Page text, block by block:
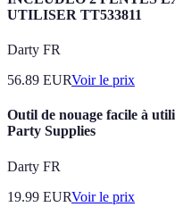
UTILISER TT533811
Darty FR
56.89 EURVoir le prix
Outil de nouage facile à
Party Supplies
Darty FR
19.99 EURVoir le prix